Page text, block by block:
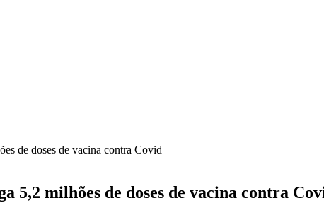
de doses de vacina contra Covid
5,2 milhões de doses de vacina contra